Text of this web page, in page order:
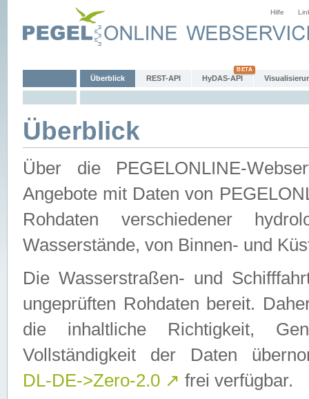
Hilfe
Überblick REST-API HyDAS-API
Überblick
Über die PEGELONLINE-
Angebote mit Daten von
Rohdaten verschiedener
Wasserstände, von Binnen- und
Die Wasserstraßen- und
ungeprüften Rohdaten bereit.
die inhaltliche Richtigkeit,
Vollständigkeit der Daten
DL-DE->Zero-2.0 ↗ frei verfügbar.